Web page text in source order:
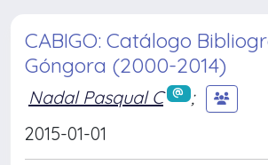
CABIGO: Catálogo
Góngora (2000-2014)
Nadal Pasqual C
;
2015-01-01